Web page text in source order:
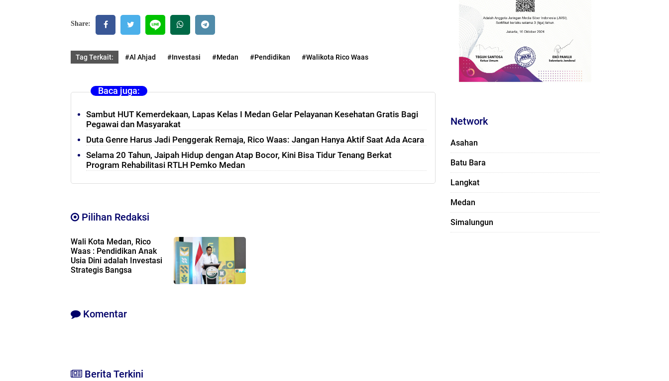
Share:
Tag Terkait: #Al Ahjad #Investasi #Medan #Pendidikan #Walikota Rico Waas
Baca juga:
Sambut HUT Kemerdekaan, Lapas Kelas I Medan Gelar Pelayanan Kesehatan Gratis Bagi
Pegawai dan Masyarakat
Duta Genre Harus Jadi Penggerak Remaja, Rico Waas: Jangan Hanya Aktif Saat Ada Acara
Selama 20 Tahun, Jaipah Hidup dengan Atap Bocor, Kini Bisa Tidur Tenang Berkat
Program Rehabilitasi RTLH Pemko Medan
Pilihan Redaksi
Wali Kota Medan, Rico
Waas : Pendidikan Anak
Usia Dini adalah Investasi
Strategis Bangsa
Komentar
Berita Terkini
Network
Asahan
Batu Bara
Langkat
Medan
Simalungun